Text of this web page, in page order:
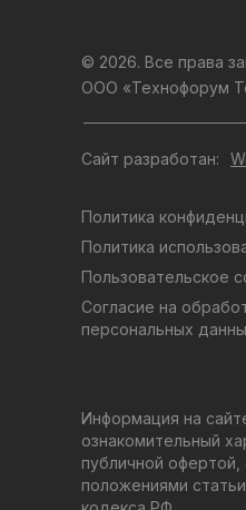
Информация на
ознакомительный
публичной
положениями
Политика
Согласие на
персональных
Пользовательское
Политика
© 2026. Все права
ООО «Технофорум
Сайт разработан: